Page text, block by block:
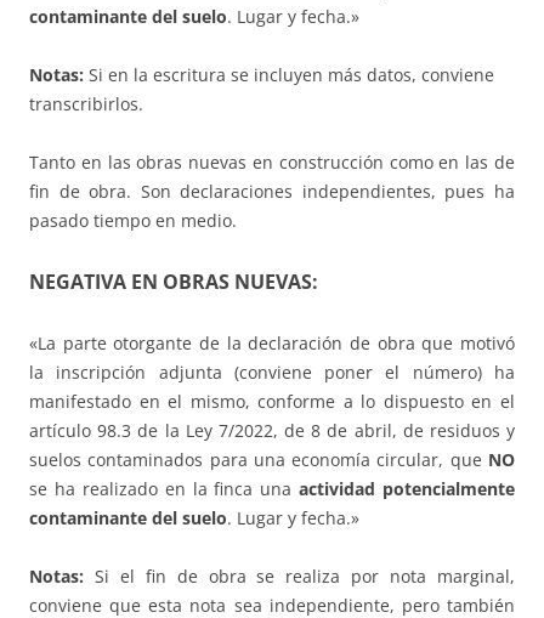
contaminante del suelo. Lugar y fecha.»
Notas: Si en la escritura se incluyen más datos, conviene
transcribirlos.
Tanto en las obras nuevas en construcción como en las de
fin de obra. Son declaraciones independientes, pues ha
pasado tiempo en medio.
NEGATIVA EN OBRAS NUEVAS:
«La parte otorgante de la declaración de obra que motivó
la inscripción adjunta (conviene poner el número) ha
manifestado en el mismo, conforme a lo dispuesto en el
artículo 98.3 de la Ley 7/2022, de 8 de abril, de residuos y
suelos contaminados para una economía circular, que NO
se ha realizado en la finca unaactividad potencialmente
contaminante del suelo. Lugar y fecha.»
Notas: Si el fin de obra se realiza por nota marginal,
conviene que esta nota sea independiente, pero también